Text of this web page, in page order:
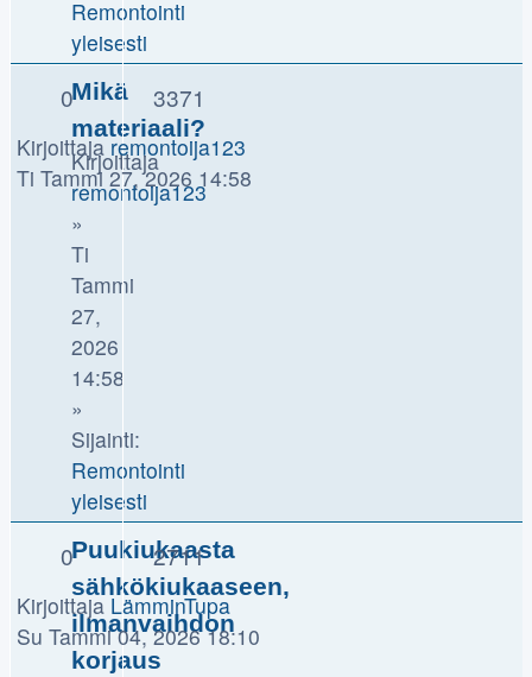
Remontointi
yleisesti
Mikä
materiaali?
Kirjoittaja
remontoija123
»
Ti
Tammi
27,
2026
14:58
»
Sijainti:
Remontointi
yleisesti
0 3371
Kirjoittajaremontoija123
Ti Tammi 27, 2026 14:58
Puukiukaasta
sähkökiukaaseen,
ilmanvaihdon
korjaus
0 2711
KirjoittajaLämminTupa
Su Tammi 04, 2026 18:10